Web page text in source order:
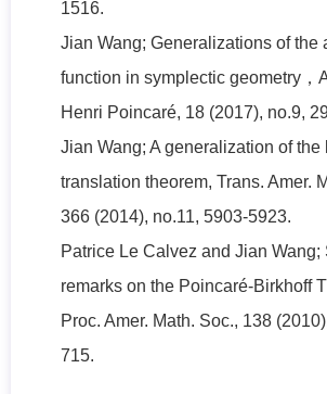
1516.
Jian Wang; Generalizations of the
function in symplectic geometry，
Henri Poincaré, 18 (2017), no.9,
Jian Wang; A generalization of the
translation theorem, Trans. Amer.
366 (2014), no.11, 5903-5923.
Patrice Le Calvez and Jian Wang;
remarks on the Poincaré-Birkhoff
Proc. Amer. Math. Soc., 138
715.